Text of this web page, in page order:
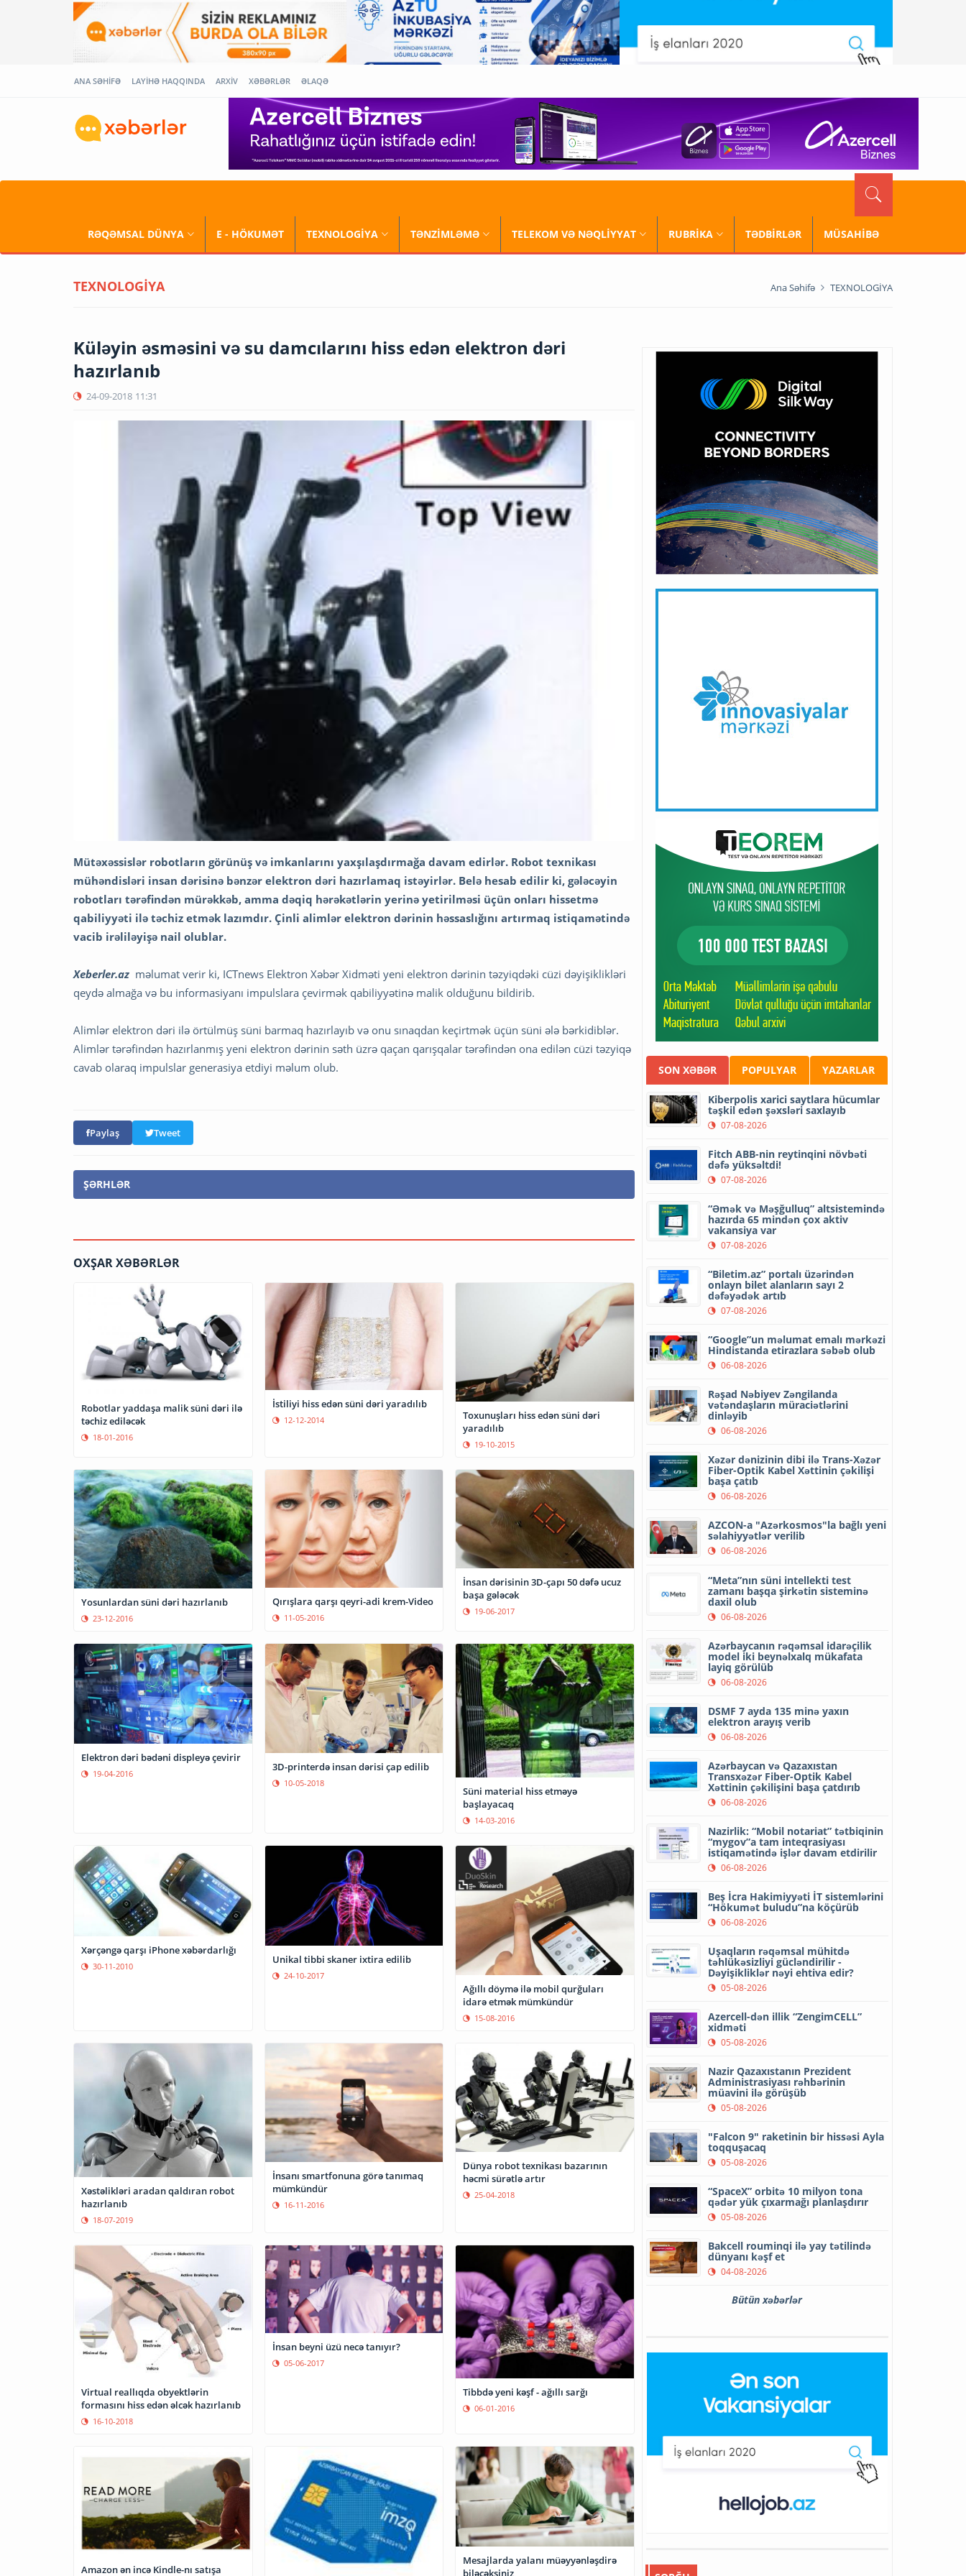
ANA SƏHİFƏ LAYİHƏ HAQQINDA ARXİV XƏBƏRLƏR ƏLAQƏ
RƏQƏMSAL DÜNYA E - HÖKUMƏT TEXNOLOGİYA TƏNZİMLƏMƏ TELEKOM VƏ NƏQLİYYAT RUBRİKA TƏDBİRLƏR MÜSAHİBƏ
TEXNOLOGİYA Ana Səhifə TEXNOLOGİYA
Küləyin əsməsini və su damcılarını hiss edən elektron dəri
hazırlanıb
24-09-2018 11:31
Mütəxəssislər robotların görünüş və imkanlarını yaxşılaşdırmağa davam edirlər. Robot texnikası
mühəndisləri insan dərisinə bənzər elektron dəri hazırlamaq istəyirlər. Belə hesab edilir ki, gələcəyin
robotları tərəfindən mürəkkəb, amma dəqiq hərəkətlərin yerinə yetirilməsi üçün onları hissetmə
qabiliyyəti ilə təchiz etmək lazımdır. Çinli alimlər elektron dərinin həssaslığını artırmaq istiqamətində
vacib irəliləyişə nail olublar.
Xeberler.az məlumat verir ki, ICTnews Elektron Xəbər Xidməti yeni elektron dərinin təzyiqdəki cüzi dəyişiklikləri
qeydə almağa və bu informasiyanı impulslara çevirmək qabiliyyətinə malik olduğunu bildirib.
Alimlər elektron dəri ilə örtülmüş süni barmaq hazırlayıb və onu sınaqdan keçirtmək üçün süni ələ bərkidiblər.
Alimlər tərəfindən hazırlanmış yeni elektron dərinin səth üzrə qaçan qarışqalar tərəfindən ona edilən cüzi təzyiqə
cavab olaraq impulslar generasiya etdiyi məlum olub.
Paylaş Tweet
ŞƏRHLƏR
OXŞAR XƏBƏRLƏR
Robotlar yaddaşa malik süni dəri ilə
təchiz ediləcək
18-01-2016
İstiliyi hiss edən süni dəri yaradılıb
12-12-2014
Toxunuşları hiss edən süni dəri
yaradılıb
19-10-2015
Yosunlardan süni dəri hazırlanıb
23-12-2016
Qırışlara qarşı qeyri-adi krem-Video
11-05-2016
İnsan dərisinin 3D-çapı 50 dəfə ucuz
başa gələcək
19-06-2017
Elektron dəri bədəni displeyə çevirir
19-04-2016
3D-printerdə insan dərisi çap edilib
10-05-2018
Süni material hiss etməyə
başlayacaq
14-03-2016
Xərçəngə qarşı iPhone xəbərdarlığı
30-11-2010
Unikal tibbi skaner ixtira edilib
24-10-2017
Ağıllı döymə ilə mobil qurğuları
idarə etmək mümkündür
15-08-2016
Xəstəlikləri aradan qaldıran robot
hazırlanıb
18-07-2019
İnsanı smartfonuna görə tanımaq
mümkündür
16-11-2016
Dünya robot texnikası bazarının
həcmi sürətlə artır
25-04-2018
Virtual reallıqda obyektlərin
formasını hiss edən əlcək hazırlanıb
16-10-2018
İnsan beyni üzü necə tanıyır?
05-06-2017
Tibbdə yeni kəşf - ağıllı sarğı
06-01-2016
Amazon ən incə Kindle-nı satışa
Mesajlarda yalanı müəyyənləşdirə
biləcəksiniz
SON XƏBƏR POPULYAR YAZARLAR
Kiberpolis xarici saytlara hücumlar
təşkil edən şəxsləri saxlayıb
07-08-2026
Fitch ABB-nin reytinqini növbəti
dəfə yüksəltdi!
07-08-2026
“Əmək və Məşğulluq” altsistemində
hazırda 65 mindən çox aktiv
vakansiya var
07-08-2026
“Biletim.az” portalı üzərindən
onlayn bilet alanların sayı 2
dəfəyədək artıb
07-08-2026
“Google”un məlumat emalı mərkəzi
Hindistanda etirazlara səbəb olub
06-08-2026
Rəşad Nəbiyev Zəngilanda
vətəndaşların müraciətlərini
dinləyib
06-08-2026
Xəzər dənizinin dibi ilə Trans-Xəzər
Fiber-Optik Kabel Xəttinin çəkilişi
başa çatıb
06-08-2026
AZCON-a "Azərkosmos"la bağlı yeni
səlahiyyətlər verilib
06-08-2026
“Meta”nın süni intellekti test
zamanı başqa şirkətin sisteminə
daxil olub
06-08-2026
Azərbaycanın rəqəmsal idarəçilik
model iki beynəlxalq mükafata
layiq görülüb
06-08-2026
DSMF 7 ayda 135 minə yaxın
elektron arayış verib
06-08-2026
Azərbaycan və Qazaxıstan
Transxəzər Fiber-Optik Kabel
Xəttinin çəkilişini başa çatdırıb
06-08-2026
Nazirlik: “Mobil notariat” tətbiqinin
“mygov”a tam inteqrasiyası
istiqamətində işlər davam etdirilir
06-08-2026
Beş İcra Hakimiyyəti İT sistemlərini
“Hökumət buludu”na köçürüb
06-08-2026
Uşaqların rəqəmsal mühitdə
təhlükəsizliyi gücləndirilir -
Dəyişikliklər nəyi ehtiva edir?
05-08-2026
Azercell-dən illik “ZengimCELL”
xidməti
05-08-2026
Nazir Qazaxıstanın Prezident
Administrasiyası rəhbərinin
müavini ilə görüşüb
05-08-2026
"Falcon 9" raketinin bir hissəsi Ayla
toqquşacaq
05-08-2026
“SpaceX” orbitə 10 milyon tona
qədər yük çıxarmağı planlaşdırır
05-08-2026
Bakcell rouminqi ilə yay tətilində
dünyanı kəşf et
04-08-2026
Bütün xəbərlər